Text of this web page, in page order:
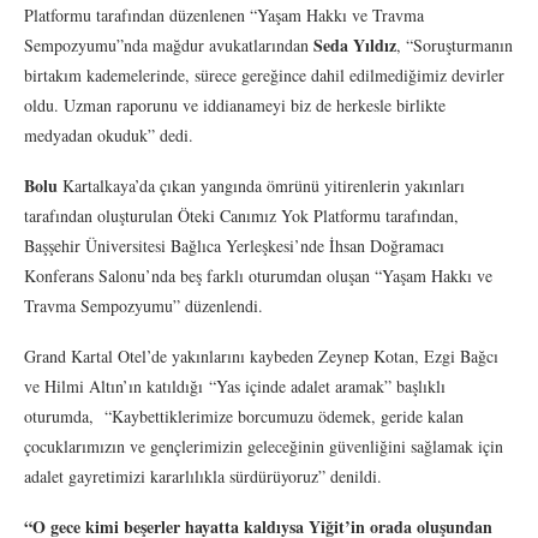
Platformu tarafından düzenlenen “Yaşam Hakkı ve Travma
Sempozyumu”nda mağdur avukatlarından Seda Yıldız, “Soruşturmanın
birtakım kademelerinde, sürece gereğince dahil edilmediğimiz devirler
oldu. Uzman raporunu ve iddianameyi biz de herkesle birlikte
medyadan okuduk” dedi.
Bolu Kartalkaya’da çıkan yangında ömrünü yitirenlerin yakınları
tarafından oluşturulan Öteki Canımız Yok Platformu tarafından,
Başşehir Üniversitesi Bağlıca Yerleşkesi’nde İhsan Doğramacı
Konferans Salonu’nda beş farklı oturumdan oluşan “Yaşam Hakkı ve
Travma Sempozyumu” düzenlendi.
Grand Kartal Otel’de yakınlarını kaybeden Zeynep Kotan, Ezgi Bağcı
ve Hilmi Altın’ın katıldığı “Yas içinde adalet aramak” başlıklı
oturumda, “Kaybettiklerimize borcumuzu ödemek, geride kalan
çocuklarımızın ve gençlerimizin geleceğinin güvenliğini sağlamak için
adalet gayretimizi kararlılıkla sürdürüyoruz” denildi.
“O gece kimi beşerler hayatta kaldıysa Yiğit’in orada oluşundan